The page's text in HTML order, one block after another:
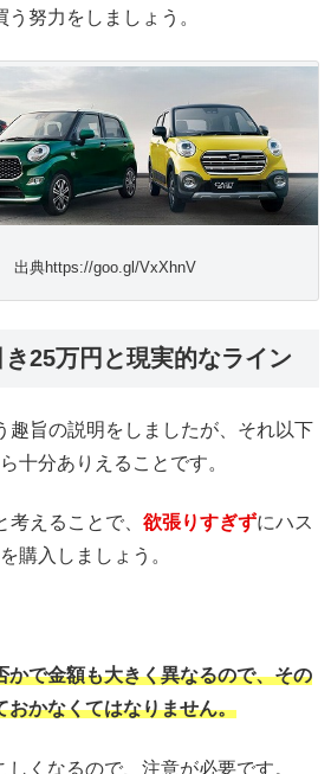
う努力をしましょう。
出典https://goo.gl/VxXhnV
25万円と現実的なライン
趣旨の説明をしましたが、それ以下
十分ありえることです。
えることで、 欲張りすぎずにハス
購入しましょう。
かで金額も大きく異なるので、その
おかなくてはなりません。
くなるので、注意が必要です。